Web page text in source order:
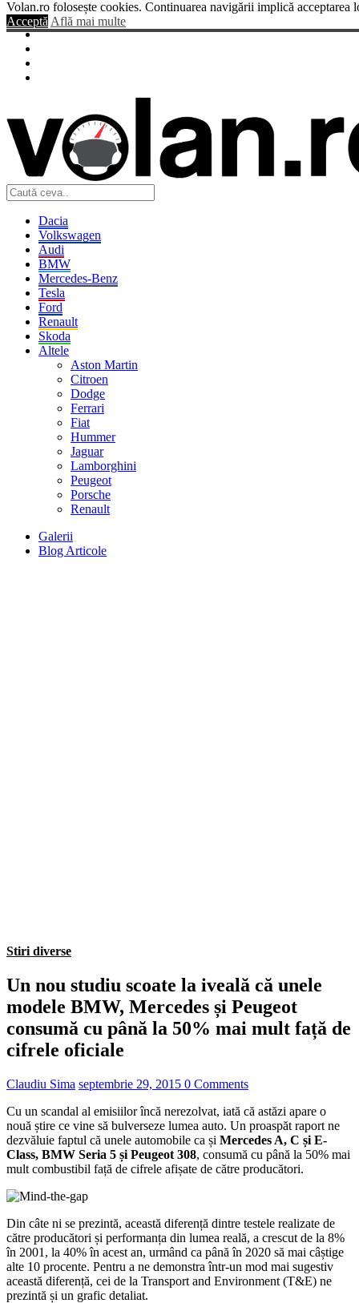
Dacia
Volkswagen
Audi
BMW
Mercedes-Benz
Tesla
Ford
Renault
Skoda
Altele
Aston Martin
Citroen
Dodge
Ferrari
Fiat
Hummer
Jaguar
Lamborghini
Peugeot
Porsche
Renault
Galerii
Blog Articole
Stiri diverse
Un nou studiu scoate la iveală că unele
modele BMW, Mercedes și Peugeot
consumă cu până la 50% mai mult față de
cifrele oficiale
Claudiu Sima septembrie 29, 2015 0 Comments
Cu un scandal al emisiilor încă nerezolvat, iată că astăzi apare o
nouă știre ce vine să bulverseze lumea auto. Un proaspăt raport ne
dezvăluie faptul că unele automobile ca și Mercedes A, C și E-
Class, BMW Seria 5 și Peugeot 308, consumă cu până la 50% mai
mult combustibil față de cifrele afișate de către producători.
Din câte ni se prezintă, această diferență dintre testele realizate de
către producători și performanța din lumea reală, a crescut de la 8%
în 2001, la 40% în acest an, urmând ca până în 2020 să mai câștige
alte 10 procente. Pentru a ne demonstra într-un mod mai sugestiv
această diferență, cei de la Transport and Environment (T&E) ne
prezintă și un grafic detaliat.
Volan.ro folosește cookies. Continuarea navigării implică acceptarea
Acceptă Află mai multe